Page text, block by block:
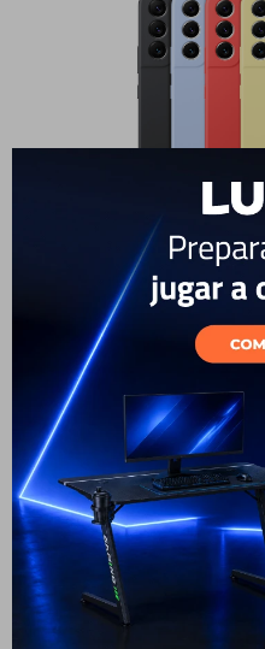
Suave al
Un clásico en fundas, la
tacto como elegante.
trasera de tu teléfono en
que no va a ser problema